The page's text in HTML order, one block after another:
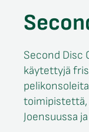
Second Disc
käytettyjä
toimipistettä,
Joensuussa